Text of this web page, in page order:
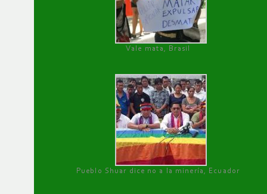
Vale mata, Brasil
Pueblo Shuar dice no a la minería, Ecuador